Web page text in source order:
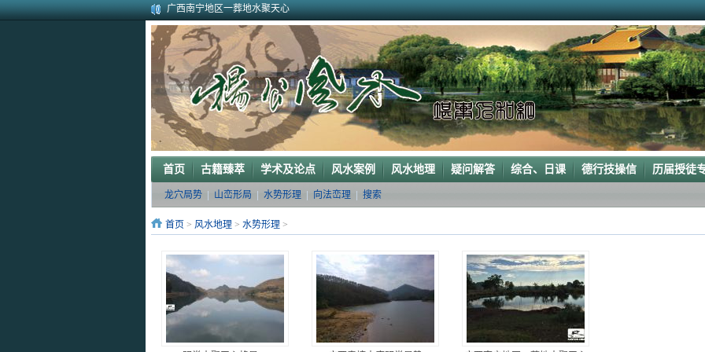
广西南宁地区一葬地水聚天心
广西巴马一龙穴形局
杨公风水--山形之贵人拱手
2010年9月在广西容县为李喜中的亲戚找到的龙穴图
2023年3月18日广东电白地区一眼相中“猛虎下山”形
2011年4月底在江西丰城地区一农村里断验老阳宅风水吉凶（二）
2011年5月初应福建晋江东家邀请堪察调整阳宅风水布局
2011年5月底应广西玉林地区东家邀请断验堪察阳宅风水
2011年应广西巴马东家邀请堪察断验阳宅风水吉凶
《葬 书》注 解
首页 古籍臻萃 学术及论点 风水案例 风水地理 疑问解答 综合、日课 德行技操信 历届授徒
龙穴局势 山峦形局 水势形理 向法峦理 搜索
首页 > 风水地理 > 水势形理 >